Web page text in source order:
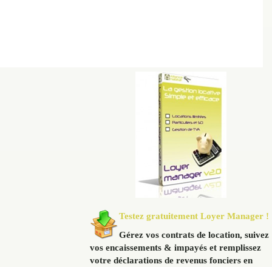
Testez gratuitement Loyer Manager !
Gérez vos contrats de location, suivez
vos encaissements & impayés et remplissez
votre déclarations de revenus fonciers en